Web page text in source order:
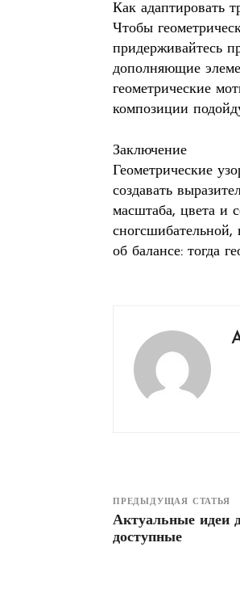
Как адаптировать
Чтобы
придерживайтесь
дополняющие
геометрические
композиции
Заключение
Геометрические
создавать
масштаба, цвета и
об балансе: тогда
ПРЕДЫДУЩАЯ СТАТЬЯ
Актуальные идеи
доступные